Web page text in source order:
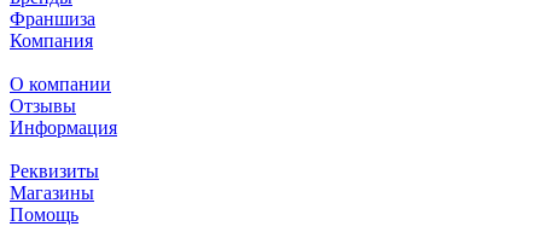
Франшиза
Компания
О компании
Отзывы
Информация
Реквизиты
Магазины
Помощь